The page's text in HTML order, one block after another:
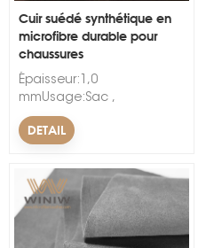
Cuir suédé synthétique en
microfibre durable pour
chaussures
Épaisseur:1,0
mmUsage:Sac ,
Chaussures , Meubles ,
Vêtement , Décoratif , Siège
Gants , Cahier ,
à l'abrasion, doux,
imperméable, anti-
moisissureLargeur:54/
DETAIL